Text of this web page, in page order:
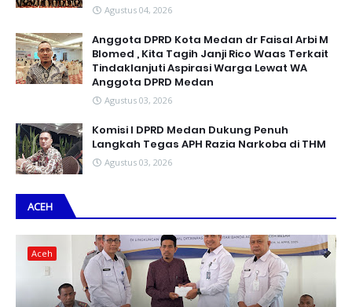
Agustus 04, 2026
Anggota DPRD Kota Medan dr Faisal Arbi M
Blomed , Kita Tagih Janji Rico Waas Terkait
Tindaklanjuti Aspirasi Warga Lewat WA
Anggota DPRD Medan
Agustus 03, 2026
Komisi I DPRD Medan Dukung Penuh
Langkah Tegas APH Razia Narkoba di THM
Agustus 03, 2026
ACEH
Aceh